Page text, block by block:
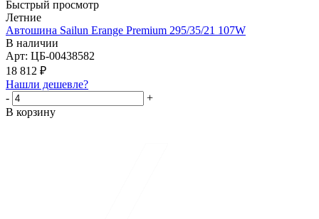
Быстрый просмотр
Летние
Автошина Sailun Erange Premium 295/35/21 107W
В наличии
Арт: ЦБ-00438582
18 812 ₽
Нашли дешевле?
-
+
В корзину